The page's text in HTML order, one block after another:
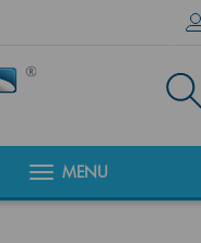
MENU